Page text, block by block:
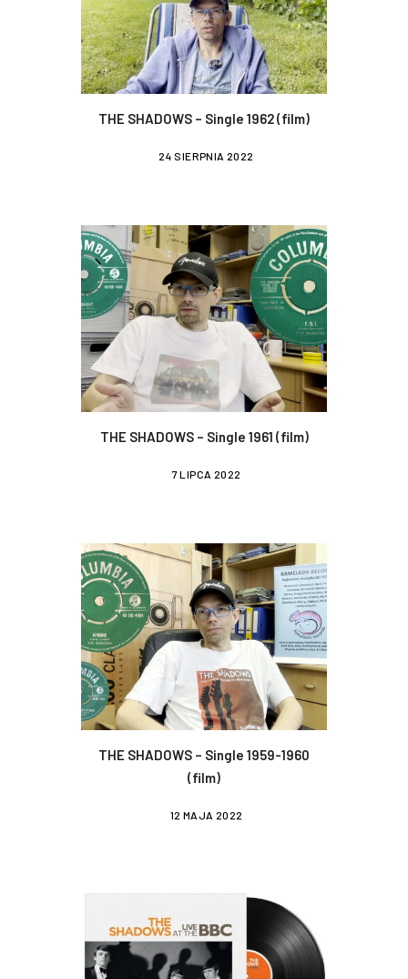
THE SHADOWS – Single 1962 (film)
24 SIERPNIA 2022
THE SHADOWS – Single 1961 (film)
7 LIPCA 2022
THE SHADOWS – Single 1959-1960
(film)
12 MAJA 2022